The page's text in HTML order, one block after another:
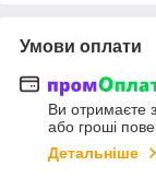
Умови оплати
Ви отримаєте
або гроші
Детальніше